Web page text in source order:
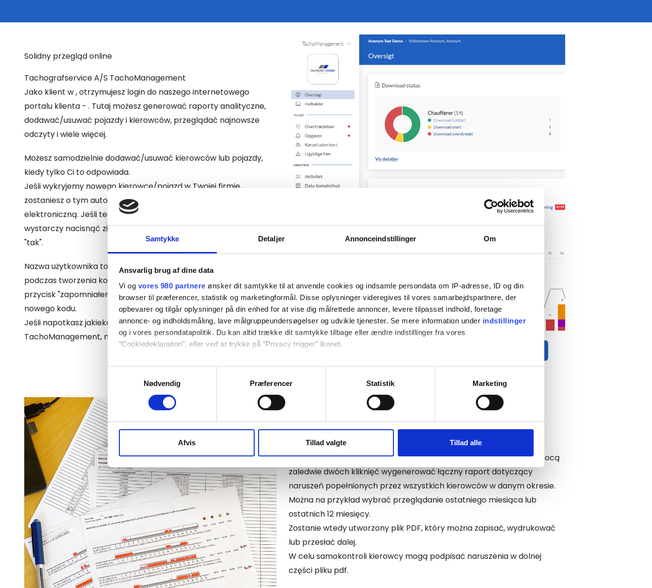
Samtykke Detaljer Annonceindstillinger Om
Ansvarlig brug af dine data
Vi og vores 980 partnere ønsker dit samtykke til at anvende cookies og indsamle persondata om IP-adresse, ID og din
browser til præferencer, statistik og marketingformål. Disse oplysninger videregives til vores samarbejdspartnere, der
opbevarer og tilgår oplysninger på din enhed for at vise dig målrettede annoncer, levere tilpasset indhold, foretage
annonce- og indholdsmåling, lave målgruppeundersøgelser og udvikle tjenester. Se mere information under indstillinger
og i vores persondatapolitik. Du kan altid trække dit samtykke tilbage eller ændre indstillinger fra vores
"Cookiedeklaration", eller ved at trykke på "Privacy trigger" ikonet.
Dine valg anvendes på hele websitet.
vores trafik. Vi deler også oplysninger om din brug af vores hjemmeside med vores partnere inden for sociale medier,
Nødvendig
Præferencer Statistik Marketing
Afvis Tillad valgte Tillad alle
Solidny przegląd online
Tachografservice A/S TachoManagement
Jako klient w , otrzymujesz login do naszego internetowego
portalu klienta - . Tutaj możesz generować raporty analityczne,
dodawać/usuwać pojazdy i kierowców, przeglądać najnowsze
odczyty i wiele więcej.
Możesz samodzielnie dodawać/usuwać kierowców lub pojazdy,
kiedy tylko Ci to odpowiada.
Jeśli wykryjemy nowego kierowcę/pojazd w Twojej firmie,
zostaniesz o tym automatycznie powiadomiony pocztą
elektroniczną. Jeśli ten kierowca/pojazd ma zostać utworzony
wystarczy nacisnąć zielony przycisk lub odpowiedzieć na e-mail
"tak".
Nazwa użytkownika to Twój adres e-mail, a kod został Ci wysłany
podczas tworzenia konta. Alternatywnie można też nacisnąć
przycisk "zapomniałem hasła", co spowoduje wygenerowanie
nowego kodu.
Jeśli napotkasz jakiekolwiek problemy lub potrzebujesz przeglądu
TachoManagement, możesz do nas zadzwonić lub napisać.
Zaloguj się na TachoManagement tutaj
Po zalogowaniu się do systemu TachoManagement możesz za pomocą
zaledwie dwóch kliknięć wygenerować łączny raport dotyczący
naruszeń popełnionych przez wszystkich kierowców w danym okresie.
Można na przykład wybrać przeglądanie ostatniego miesiąca lub
ostatnich 12 miesięcy.
Zostanie wtedy utworzony plik PDF, który można zapisać, wydrukować
lub przesłać dalej.
W celu samokontroli kierowcy mogą podpisać naruszenia w dolnej
części pliku pdf.